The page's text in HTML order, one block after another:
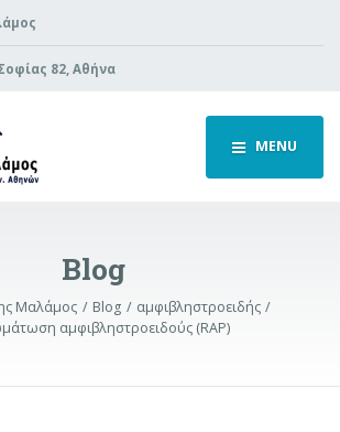
82, Αθήνα
MENU
Blog
Μαλάμος Blog
αμφιβληστροειδής
αμφιβληστροειδούς (RAP)